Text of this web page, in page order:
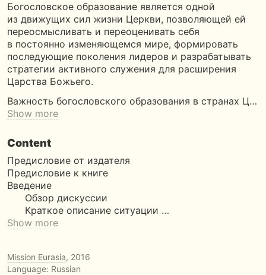
Богословское образование является одной
из движущих сил жизни Церкви, позволяющей ей
переосмысливать и переоценивать себя
в постоянно изменяющемся мире, формировать
последующие поколения лидеров и разрабатывать
стратегии активного служения для расширения
Царства Божьего.
Важность богословского образования в странах Ц…
Show more
Content
Предисловие от издателя
Предисловие к книге
Введение
Обзор дискуссии
Краткое описание ситуации …
Show more
Mission Eurasia, 2016
Language: Russian